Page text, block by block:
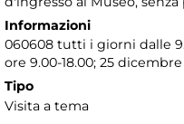
Informazioni
060608 tutti i giorni dalle
ore 9.00-18.00; 25 dicembre
Tipo
Visita a tema